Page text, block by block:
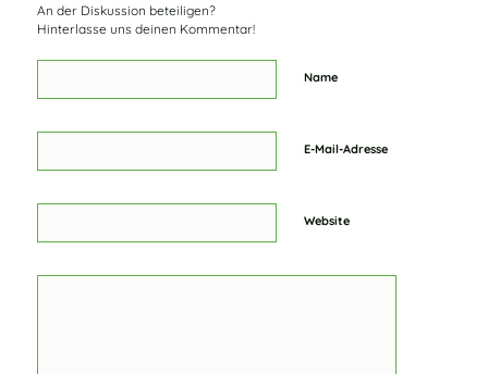
An der Diskussion beteiligen?
Hinterlasse uns deinen Kommentar!
Name
E-Mail-Adresse
Website